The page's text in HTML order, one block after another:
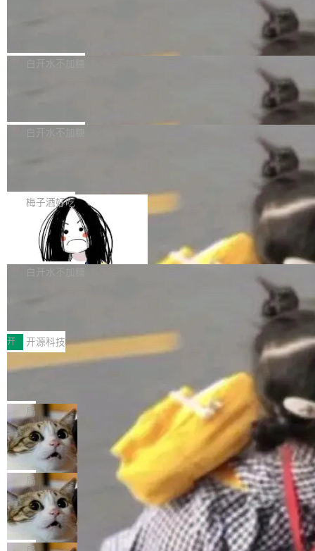
员工参与设立的专项资产管理计划。其中，Dee
获配9...
一个回归问题，该问题导致拉取镜像时会拒绝包
题，该问题可能导致在旧版 Linux 内核...
e 孵化器项目管理委员会（IPMC）投票中获得
P）！这一里程碑不仅标志着 Fluss 迈入新的发
白开水不加糖
长期停止内容更新，未能实现其作为“AI版维基百
提交的编辑请求也长期处于待处理状态。 Groki
pedia 于去年底上线，定位为由人工智能生成内
容的百科平台，被马斯克视为传统众包百科网站
维基百科的替代方案。Lawfare 调查发现，无论
热门页面还是低关注度页面，均未出现近期更
白开水不加糖
是这样的：配 MessageSource 的 Bean、写 R
eloadableResourceBundleMessageSource、
声明 LocaleResolver、注册 LocaleChangeInt
erceptor…五六步之后才能看到第一行翻译文
本。 Solon 换了个方式。整个 i18n 模块围绕三
梅子酒好吃
Apache Doris 4.1 全面增强 Iceberg：
支持 UPDATE、MERGE INTO 与 Iceb
erg V3
Apache Doris 4.1 要补齐的，正是缺失的那一
半。在已有查询能力的基础上，Doris 进一步支
常维护操作，并完整支持 Iceberg V3 格式。
白开水不加糖
村国家自主创新示范区会议中心开幕。本届大会
由中关村智联软件服务业质量创新联盟主办，以
“智构可信·质创未来——AI原生时代的质量新范
式”为主题，直面AI从实验室走向规模化产业落地
的核心质量命题。会上，《2026智能研发生产力
工具选型手册》发布，Testin云测的Testin XAge
nt智能测试系统入选AI测试领域代表产品。对CI
O而言，这提示了一个转变：AI测试正在从效率
工具升级为企业的质量基础设施。 CIO面对的新
现实 过去两年，CIO们的焦虑清单上多了两项：
一是如何让大模型和智能体应用安全地从PoC走
向生产，二是如何让测试团队跟得上AI应用...
开 开源科技
让非法状态不可表示：一篇关于 ADT
有一种东西，一旦用过就回不去了。Alex Fedos
eev 管它叫"软件设计的基石"。 他说的东西不新
鲜——代数数据类型（ADT），尤其是和类型
（sum type）。但他说清楚了一件事：这不是类
型系统的学术体操，是日常编码的思维方式。 文
章从一个简单的例子切入。一个网站的深色主题
设置，如果用布尔值 + 可空字段来表示——bool
ean 表示是否可切换，nullable 的默认模式、浅
色方案、深色方案——会产生大量无意义的组
合。方案缺了、配置冲突了、全 null 了。要知道
局
Cloudflare 开源内部企业 AI 平台 Clou
dflare OS
Cloudflare 发布了一个开源项目 Cloudflare O
S。如果你只看官方博客，你会觉得这是又一
个"AI 知识库 + 聊天机器人"——每个大厂都在
做，没什么新鲜的。 但 Kenton Varda 在 Twitte
r 上把事情说清楚了： 今天我们发布了 Cloudfla
re OS，一个带连接器的聊天机器人，跟其他所
局
Deno 团队开源 Celld，可自托管的分
布式 Durable Objects
Ryan Dahl 领导的 Deno 团队推出了最新开源项
目 Celld，一个能在自己机器上运行 Cloudflare